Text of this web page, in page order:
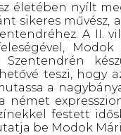
életében nyílt
sikeres művész,
A II.
Modok
Szentendrén
teszi, hogy
a
német
festett
be Modok